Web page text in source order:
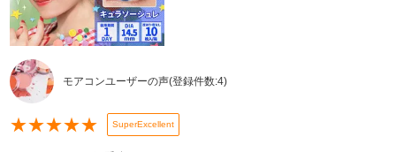
モアコンユーザーの声(登録件数:4)
★★★★★ SuperExcellent